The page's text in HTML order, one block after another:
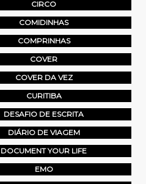
CIRCO
COMIDINHAS
COMPRINHAS
COVER
COVER DA VEZ
CURITIBA
DESAFIO DE ESCRITA
DIÁRIO DE VIAGEM
DOCUMENT YOUR LIFE
EMO